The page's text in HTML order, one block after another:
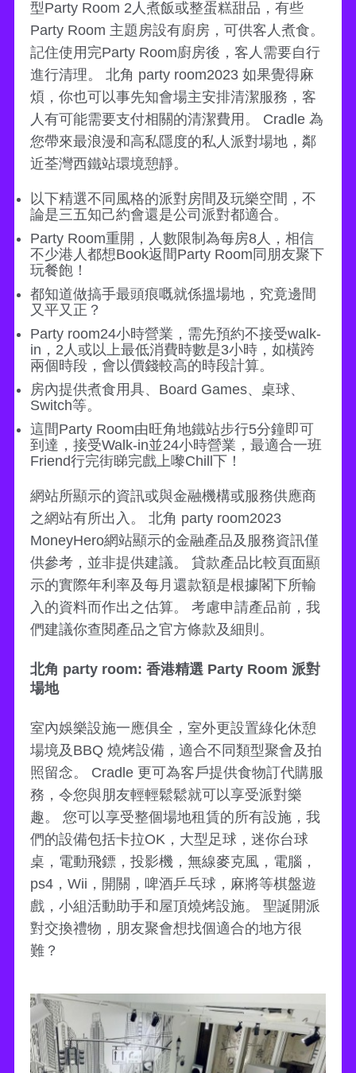
型Party Room 2人煮飯或整蛋糕甜品，有些
Party Room 主題房設有廚房，可供客人煮食。
記住使用完Party Room廚房後，客人需要自行
進行清理。 北角 party room2023 如果覺得麻
煩，你也可以事先知會場主安排清潔服務，客
人有可能需要支付相關的清潔費用。 Cradle 為
您帶來最浪漫和高私隱度的私人派對場地，鄰
近荃灣西鐵站環境憩靜。
以下精選不同風格的派對房間及玩樂空間，不
論是三五知己約會還是公司派對都適合。
Party Room重開，人數限制為每房8人，相信
不少港人都想Book返間Party Room同朋友聚下
玩餐飽！
都知道做搞手最頭痕嘅就係搵場地，究竟邊間
又平又正？
Party room24小時營業，需先預約不接受walk-
in，2人或以上最低消費時數是3小時，如橫跨
兩個時段，會以價錢較高的時段計算。
房內提供煮食用具、Board Games、桌球、
Switch等。
這間Party Room由旺角地鐵站步行5分鐘即可
到達，接受Walk-in並24小時營業，最適合一班
Friend行完街睇完戲上嚟Chill下！
網站所顯示的資訊或與金融機構或服務供應商
之網站有所出入。 北角 party room2023
MoneyHero網站顯示的金融產品及服務資訊僅
供參考，並非提供建議。 貸款產品比較頁面顯
示的實際年利率及每月還款額是根據閣下所輸
入的資料而作出之估算。 考慮申請產品前，我
們建議你查閱產品之官方條款及細則。
北角 party room: 香港精選 Party Room 派對
場地
室內娛樂設施一應俱全，室外更設置綠化休憩
場境及BBQ 燒烤設備，適合不同類型聚會及拍
照留念。 Cradle 更可為客戶提供食物訂代購服
務，令您與朋友輕輕鬆鬆就可以享受派對樂
趣。 您可以享受整個場地租賃的所有設施，我
們的設備包括卡拉OK，大型足球，迷你台球
桌，電動飛鏢，投影機，無線麥克風，電腦，
ps4，Wii，開關，啤酒乒乓球，麻將等棋盤遊
戲，小組活動助手和屋頂燒烤設施。 聖誕開派
對交換禮物，朋友聚會想找個適合的地方很
難？